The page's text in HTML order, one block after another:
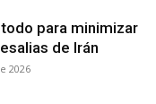
para minimizar
de Irán
2026